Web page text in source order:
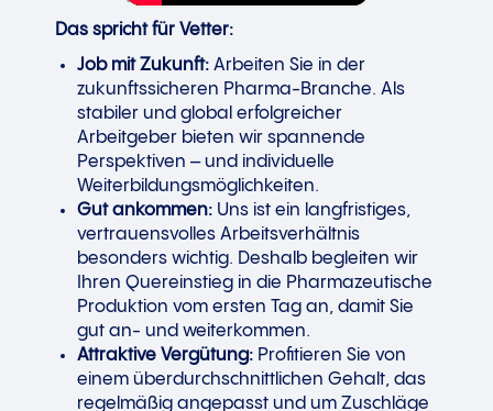
Das spricht für Vetter:
Job mit Zukunft: Arbeiten Sie in der
zukunftssicheren Pharma-Branche. Als
stabiler und global erfolgreicher
Arbeitgeber bieten wir spannende
Perspektiven – und individuelle
Weiterbildungsmöglichkeiten.
Gut ankommen: Uns ist ein langfristiges,
vertrauensvolles Arbeitsverhältnis
besonders wichtig. Deshalb begleiten wir
Ihren Quereinstieg in die Pharmazeutische
Produktion vom ersten Tag an, damit Sie
gut an- und weiterkommen.
Attraktive Vergütung: Profitieren Sie von
einem überdurchschnittlichen Gehalt, das
regelmäßig angepasst und um Zuschläge